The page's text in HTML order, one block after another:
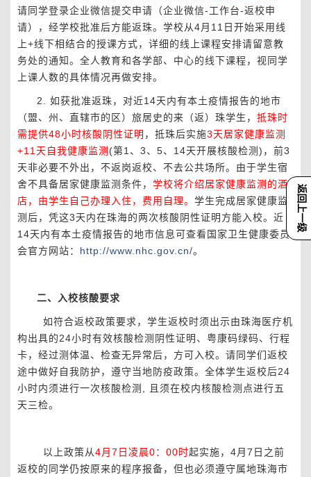
返回上一级
请同学登录企业微信提交申请（企业微信-工作台-返校申
请），经学校批准后方能返珠。学校从4月 11 日开始采用线
上+线下相结合的授课方式，详细的线上课程安排请留意教
务处的通知。全人教育和各学部、中心的线下课程，视同学
上课人数的具体情况再做安排。
2. 如获批准返珠，对近14天内有本土疫情报告的地市
（盟、州、直辖市的区）旅居史的来（返）珠学生， 抵珠时
需提供48小时核酸阴性证明 ，抵珠后实施3天居家健康监测
+11 天自我健康监测 (第1 、 3、 5、 14天开展核酸检测 ) ，前3
天非必要不外出，不返岗返校、不去公共场所。由于学生宿
舍不具备居家健康监测条件， 学校将介绍居家健康监测的酒
店，由学生自己办理入住，费用自理。 学生完成居家健康监
测后，凭这3天内在珠海的两次核酸阴性证明方能入校。近
14天内有本土疫情报告的地市信息可查看国家卫生健康委员
会官方网站： http://www.nhc.gov.cn/。
二、入校核酸要求
如符合返校政策要求，学生返校时须出示由珠海医疗机
构出具的24小时有效核酸检测阴性证明、粤康码绿码、行程
卡，经过测体温、检查无异常后，方可入校。请同学们返校
途中做好自我防护，遵守当地防疫政策。全体学生返校后24
小时内须进行一次核酸检测
且须在校内核酸检测点进行五
天三检。
以上政策从4月 7 日凌晨0： 00时起实施， 4月 7 日之前
返校的同学仍按原来的程序报备， 但也必须遵守属地珠海市